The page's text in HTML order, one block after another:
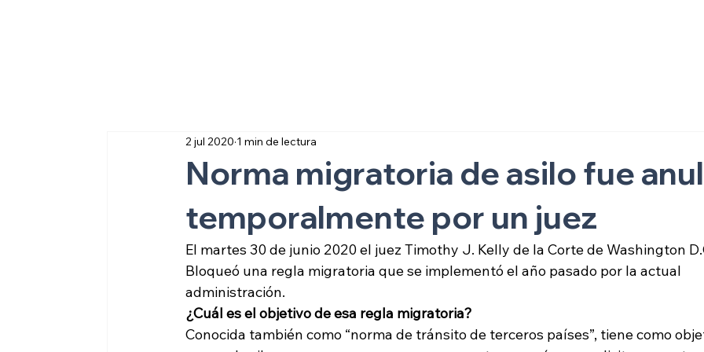
Norma migratoria de asilo fue
temporalmente por un juez
2 jul 2020 1 min de lectura
El martes 30 de junio 2020 el juez Timothy J. Kelly de la Corte de Washington
Bloqueó una regla migratoria que se implementó el año pasado por la actual
administración.
¿Cuál es el objetivo de esa regla migratoria?
Conocida también como “norma de tránsito de terceros países”, tiene como